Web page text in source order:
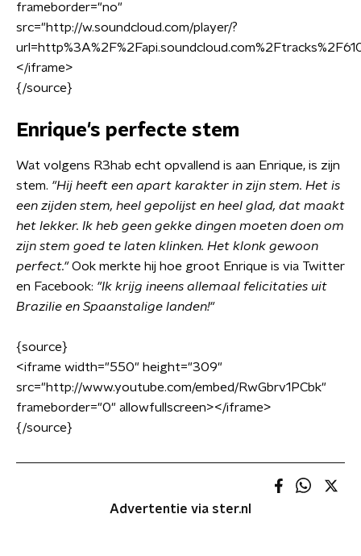
frameborder="no"
src="http://w.soundcloud.com/player/?
</iframe>
{/source}
Enrique's perfecte stem
Wat volgens R3hab echt opvallend is aan Enrique, is zijn
stem. "Hij heeft een apart karakter in zijn stem. Het is
een zijden stem, heel gepolijst en heel glad, dat maakt
het lekker. Ik heb geen gekke dingen moeten doen om
zijn stem goed te laten klinken. Het klonk gewoon
perfect."Ook merkte hij hoe groot Enrique is via Twitter
en Facebook: "Ik krijg ineens allemaal felicitaties uit
Brazilie en Spaanstalige landen!"
{source}
<iframe width="550" height="309"
src="http://www.youtube.com/embed/RwGbrv1PCbk"
frameborder="0" allowfullscreen></iframe>
{/source}
Advertentie via ster.nl